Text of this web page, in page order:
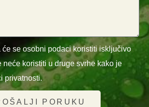
će se osobni podaci koristiti isključivo
neće koristiti u druge svrhe kako je
privatnosti.
PORUKU